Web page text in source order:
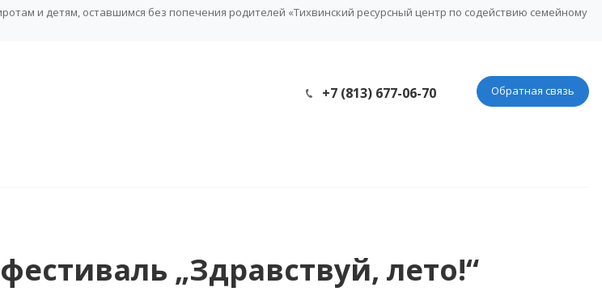
и детям, оставшимся без попечения родителей «Тихвинский ресурсный центр по содействию семейному
Обратная связь
+7 (813) 677-06-70
„Здравствуй, лето!“